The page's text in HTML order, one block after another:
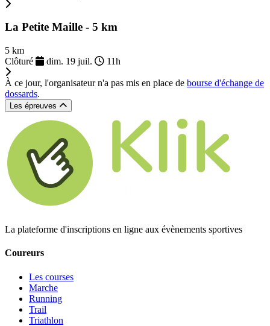
La Petite Maille - 5 km
5 km
Clôturé
dim. 19 juil. 11h
À ce jour, l'organisateur n'a pas mis en place de bourse d'échange de
dossards.
Les épreuves
La plateforme d'inscriptions en ligne aux évènements sportives
Coureurs
Les courses
Marche
Running
Trail
Triathlon